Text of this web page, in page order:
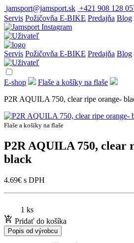
jamsport@jamsport.sk +421 908 128
Servis Požičovňa E-BIKE Predajňa Blog
Servis Požičovňa E-BIKE Predajňa Blog
E-shop
Flaše a košíky na flaše
P2R AQUILA 750, clear ripe orange-
Flaše a košíky na flaše
P2R AQUILA 750, clear
black
4.69€ s DPH
1 ks
Pridať do košíka
Popis od výrobcu